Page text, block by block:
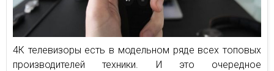
4К телевизоры есть в модельном ряде всех топовых
производителей техники. И это очередное